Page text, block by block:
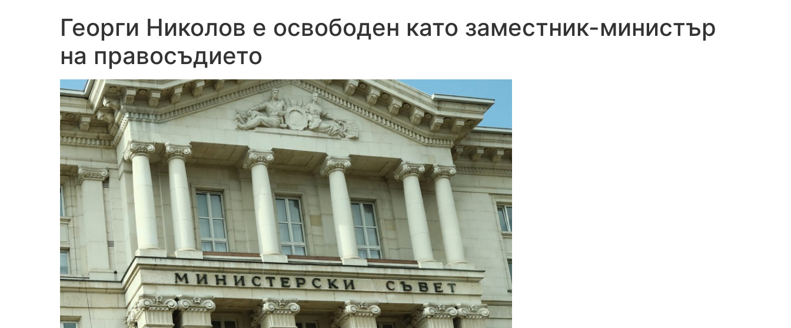
Георги Николов е освободен като заместник-министър
на правосъдието